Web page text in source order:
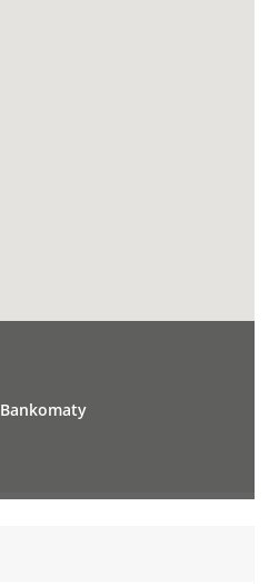
Bankomaty